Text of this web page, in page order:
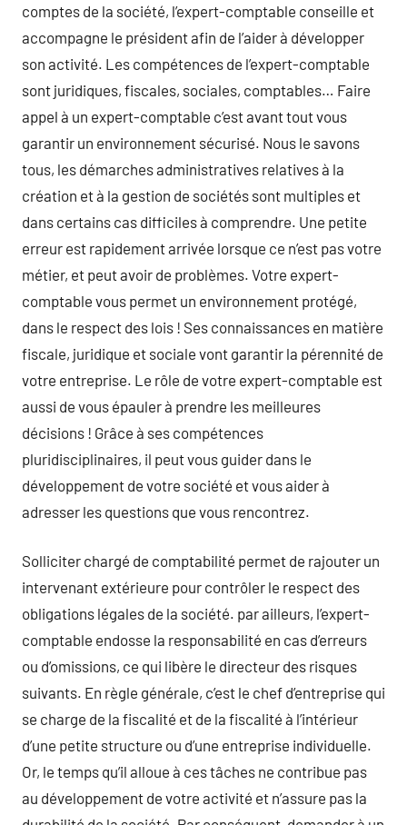
comptes de la société, l’expert-comptable conseille et
accompagne le président afin de l’aider à développer
son activité. Les compétences de l’expert-comptable
sont juridiques, fiscales, sociales, comptables… Faire
appel à un expert-comptable c’est avant tout vous
garantir un environnement sécurisé. Nous le savons
tous, les démarches administratives relatives à la
création et à la gestion de sociétés sont multiples et
dans certains cas difficiles à comprendre. Une petite
erreur est rapidement arrivée lorsque ce n’est pas votre
métier, et peut avoir de problèmes. Votre expert-
comptable vous permet un environnement protégé,
dans le respect des lois ! Ses connaissances en matière
fiscale, juridique et sociale vont garantir la pérennité de
votre entreprise. Le rôle de votre expert-comptable est
aussi de vous épauler à prendre les meilleures
décisions ! Grâce à ses compétences
pluridisciplinaires, il peut vous guider dans le
développement de votre société et vous aider à
adresser les questions que vous rencontrez.
Solliciter chargé de comptabilité permet de rajouter un
intervenant extérieure pour contrôler le respect des
obligations légales de la société. par ailleurs, l’expert-
comptable endosse la responsabilité en cas d’erreurs
ou d’omissions, ce qui libère le directeur des risques
suivants. En règle générale, c’est le chef d’entreprise qui
se charge de la fiscalité et de la fiscalité à l’intérieur
d’une petite structure ou d’une entreprise individuelle.
Or, le temps qu’il alloue à ces tâches ne contribue pas
au développement de votre activité et n’assure pas la